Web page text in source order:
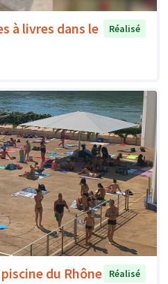
à livres dans le
Réalisé
du Rhône
Réalisé